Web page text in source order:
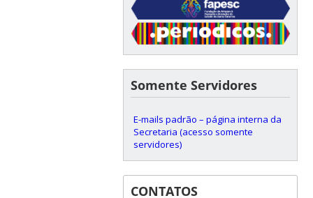
Somente Servidores
E-mails padrão – página interna da
Secretaria (acesso somente
servidores)
CONTATOS